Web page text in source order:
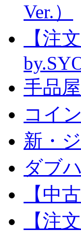
Ver.）
【注
手品
コイ
新・
ダブ
【中
【注